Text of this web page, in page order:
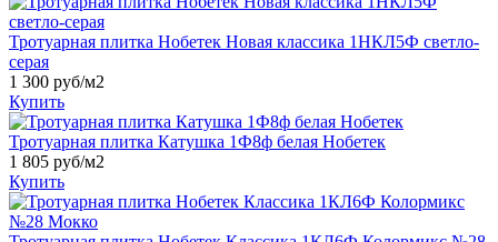
Тротуарная плитка Нобетек Новая классика 1НКЛ5Ф светло-
серая
1 300 руб/м2
Купить
Тротуарная плитка Катушка 1Ф8ф белая Нобетек
1 805 руб/м2
Купить